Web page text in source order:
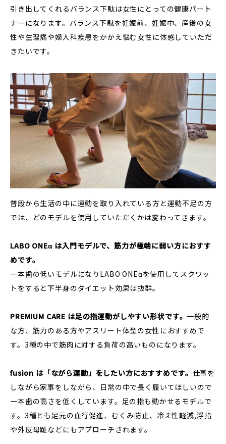
引き出してくれるバランス下駄は女性にとっての健康パート
ナーになります。バランス下駄を妊娠前、妊娠中、産後の女
性や生理痛や婦人科疾患をかかえ悩む女性に体感していただ
きたいです。
普段から生活の中に運動を取り入れている方と運動不足の方
では、どのモデルを使用していただくかは変わってきます。
LABO ONEα は入門モデルで、筋力が極端に弱い方におすす
めです。
一本歯の低いモデルになりLABO ONEαを使用してスクワッ
トをすると下半身のダイエット効果は抜群。
PREMIUM CARE は足の指運動がしやすい形状です。 一般的
な方、筋力のある方やアスリート体型の女性におすすめで
す。3種の中で筋肉に対する負荷の高いものになります。
fusion は「ながら運動」をしたい方におすすめです。 仕事を
しながら家事をしながら、日常の中で長く履いてほしいので
一本歯の高さを低くしています。足の指も動かせるモデルで
す。3種とも足元の血行促進、むくみ防止、冷え性軽減,浮指
や外反母趾などにもアプローチされます。